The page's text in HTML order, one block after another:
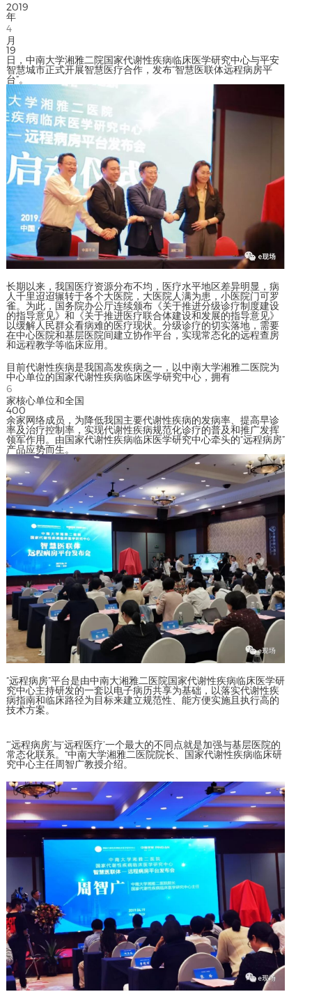
2019
年
4
月
19
日，中南大学湘雅二院国家代谢性疾病临床医学研究中心与平安
智慧城市正式开展智慧医疗合作，发布“智慧医联体远程病房平
台”。
长期以来，我国医疗资源分布不均，医疗水平地区差异明显，病
人千里迢迢辗转于各个大医院，大医院人满为患，小医院门可罗
雀。为此，国务院办公厅连续颁布《关于推进分级诊疗制度建设
的指导意见》和《关于推进医疗联合体建设和发展的指导意见》
以缓解人民群众看病难的医疗现状。分级诊疗的切实落地，需要
在中心医院和基层医院间建立协作平台，实现常态化的远程查房
和远程教学等临床应用。
目前代谢性疾病是我国高发疾病之一，以中南大学湘雅二医院为
中心单位的国家代谢性疾病临床医学研究中心，拥有
6
家核心单位和全国
400
余家网络成员，为降低我国主要代谢性疾病的发病率、提高早诊
率及治疗控制率，实现代谢性疾病规范化诊疗的普及和推广发挥
领军作用。由国家代谢性疾病临床医学研究中心牵头的“远程病房”
产品应势而生。
“远程病房”平台是由中南大湘雅二医院国家代谢性疾病临床医学研
究中心主持研发的一套以电子病历共享为基础，以落实代谢性疾
病指南和临床路径为目标来建立规范性、能方便实施且执行高的
技术方案。
“‘远程病房’与‘远程医疗’一个最大的不同点就是加强与基层医院的
常态化联系。”中南大学湘雅二医院院长、国家代谢性疾病临床研
究中心主任周智广教授介绍。